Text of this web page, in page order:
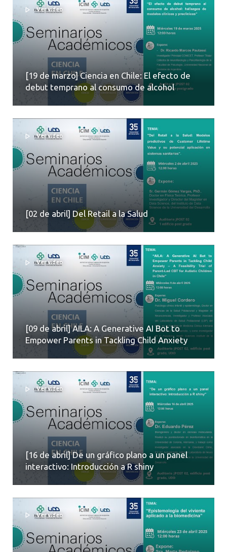
Ver video
[19 de marzo] Ciencia en Chile: El efecto de
debut temprano al consumo de alcohol
Ver video
[02 de abril] Del Retail a la Salud
Ver video
[09 de abril] AILA: A Generative AI Bot to
Empower Parents in Tackling Child Anxiety
Ver video
[16 de abril] De un gráfico plano a un panel
interactivo: Introducción a R shiny
Ver video